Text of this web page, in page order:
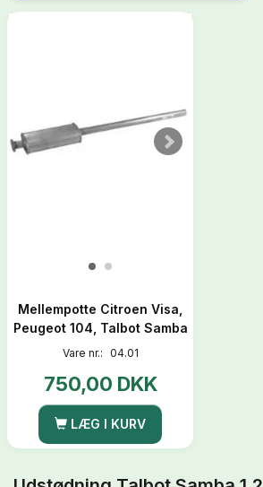
Mellempotte Citroen Visa,
Peugeot 104, Talbot Samba
Vare nr.: 04.01
750,00 DKK
LÆG I KURV